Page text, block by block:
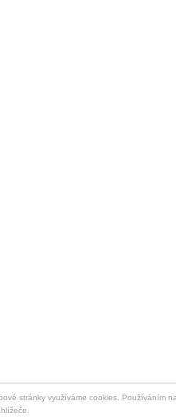
stránky využíváme cookies.